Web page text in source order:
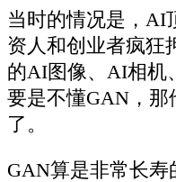
当时的情况是，AI
资人和创业者疯狂
的AI图像、AI相机
要是不懂GAN，
了。
GAN算是非常长寿